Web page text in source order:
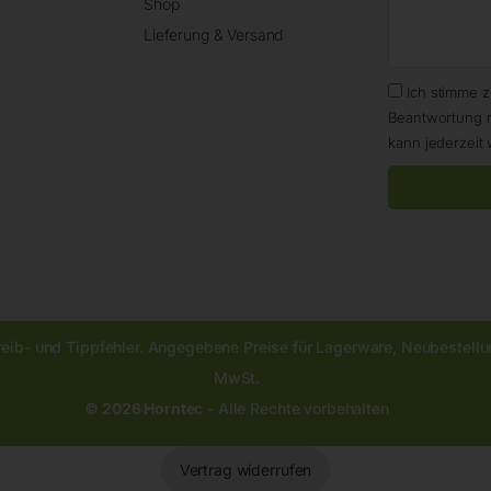
Lieferung & Versand
Ich stimme
Beantwortung
kann jederzeit
und Tippfehler. Angegebene Preise für Lagerware,
MwSt.
© 2026 Horntec - Alle Rechte vorbehalten
Vertrag widerrufen